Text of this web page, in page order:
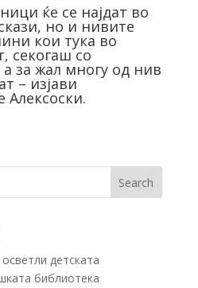
ќе се најдат во
но и нивите
кои тука во
секогаш со
за жал многу од нив
– изјави
Алексоски.
Search
детската
библиотека